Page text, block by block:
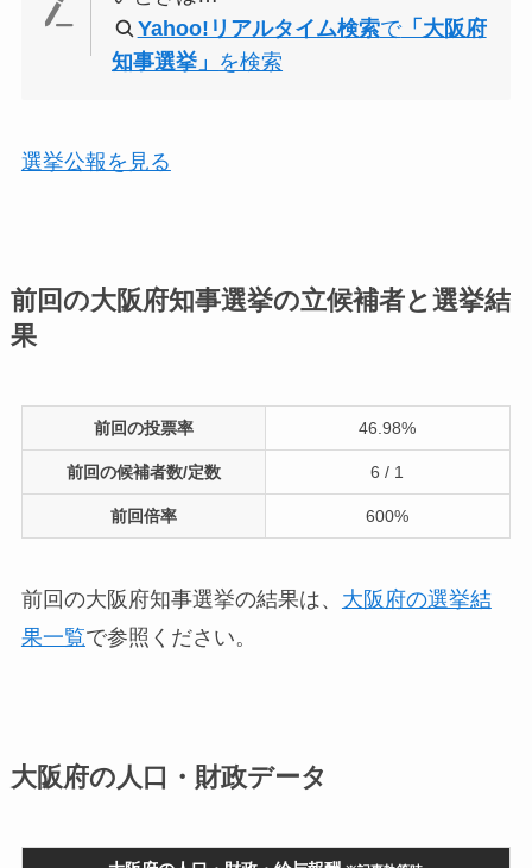
Yahoo!リアルタイム検索で「大阪府
知事選挙」 を検索
選挙公報を見る
前回の大阪府知事選挙の立候補者と選挙結
果
前回の投票率 46.98%
前回の候補者数/定数 6 / 1
前回倍率 600%
前回の大阪府知事選挙の結果は、 大阪府の選挙結
果一覧で参照ください。
大阪府の人口・財政データ